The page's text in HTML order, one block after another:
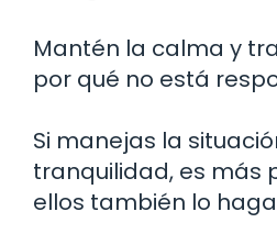
Mantén la calma y
por qué no está
Si manejas la
tranquilidad, es más
ellos también lo